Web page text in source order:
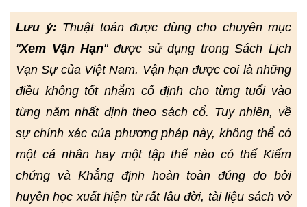
Lưu ý: Thuật toán được dùng cho chuyên mục
"Xem Vận Hạn" được sử dụng trong Sách Lịch
Vạn Sự của Việt Nam. Vận hạn được coi là những
điều không tốt nhắm cố định cho từng tuổi vào
từng năm nhất định theo sách cổ. Tuy nhiên, về
sự chính xác của phương pháp này, không thể có
một cá nhân hay một tập thể nào có thể Kiểm
chứng và Khẳng định hoàn toàn đúng do bởi
huyền học xuất hiện từ rất lâu đời, tài liệu sách vở